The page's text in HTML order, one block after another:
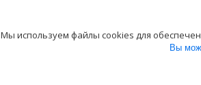
Мы используем файлы cookies для
Вы